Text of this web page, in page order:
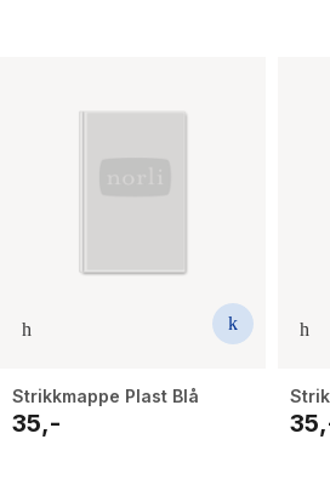
Strikkmappe Plast Blå
35,-